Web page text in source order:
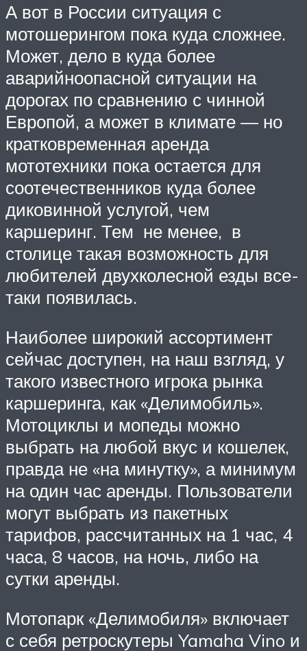
А вот в России ситуация с
мотошерингом пока куда сложнее.
Может, дело в куда более
аварийноопасной ситуации на
дорогах по сравнению с чинной
Европой, а может в климате — но
кратковременная аренда
мототехники пока остается для
соотечественников куда более
диковинной услугой, чем
каршеринг. Тем не менее, в
столице такая возможность для
любителей двухколесной езды все-
таки появилась.
Наиболее широкий ассортимент
сейчас доступен, на наш взгляд, у
такого известного игрока рынка
каршеринга, как «Делимобиль».
Мотоциклы и мопеды можно
выбрать на любой вкус и кошелек,
правда не «на минутку», а минимум
на один час аренды. Пользователи
могут выбрать из пакетных
тарифов, рассчитанных на 1 час, 4
часа, 8 часов, на ночь, либо на
сутки аренды.
Мотопарк «Делимобиля» включает
с себя ретроскутеры Yamaha Vino и